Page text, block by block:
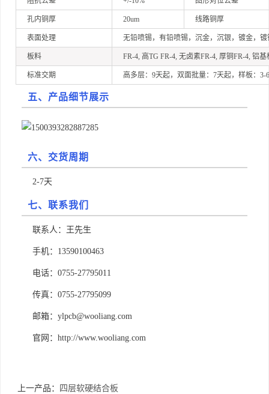
孔内铜厚 20um 线路铜厚
表面处理 无铅喷锡，有铅喷锡，沉金，沉银，镀金，
板料 FR-4, 高TG FR-4, 无卤素FR-4, 厚铜FR-4, 铝基
标准交期 高多层：9天起，双面批量：7天起，样板：3-
五、产品细节展示
六、交货周期
2-7天
七、联系我们
联系人：王先生
手机：13590100463
电话：0755-27795011
传真：0755-27795099
邮箱：ylpcb@wooliang.com
官网：http://www.wooliang.com
上一产品：
四层软硬结合板